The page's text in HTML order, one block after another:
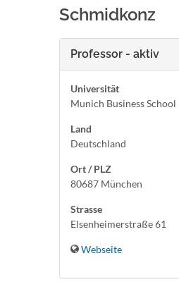
Schmidkonz
Professor - aktiv
Universität
Munich Business School
Land
Deutschland
Ort / PLZ
80687 München
Strasse
Elsenheimerstraße 61
Webseite